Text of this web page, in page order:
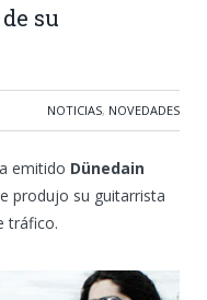
su
NOTICIAS, NOVEDADES
emitido Dünedain
produjo su guitarrista
tráfico.